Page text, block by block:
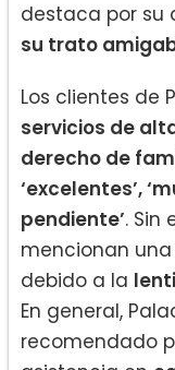
destaca por su
su trato
Los clientes de
servicios de
derecho de
‘excelentes’,
pendiente’. Sin
mencionan
debido a la
En general,
recomendado